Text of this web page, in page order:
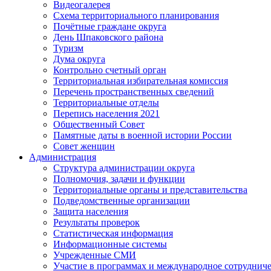
Видеогалерея
Схема территориального планирования
Почётные граждане округа
День Шпаковского района
Туризм
Дума округа
Контрольно счетный орган
Территориальная избирательная комиссия
Перечень пространственных сведений
Территориальные отделы
Перепись населения 2021
Общественный Совет
Памятные даты в военной истории России
Совет женщин
Администрация
Структура администрации округа
Полномочия, задачи и функции
Территориальные органы и представительства
Подведомственные организации
Защита населения
Результаты проверок
Статистическая информация
Информационные системы
Учрежденные СМИ
Участие в программах и международное